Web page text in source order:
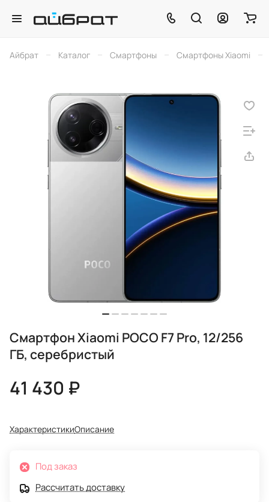
Айбрат – Каталог – Смартфоны – Смартфоны Xiaomi –
Смартфон Xiaomi POCO F7 Pro, 12/256
ГБ, серебристый
41 430 ₽
ХарактеристикиОписание
Под заказ
Рассчитать доставку